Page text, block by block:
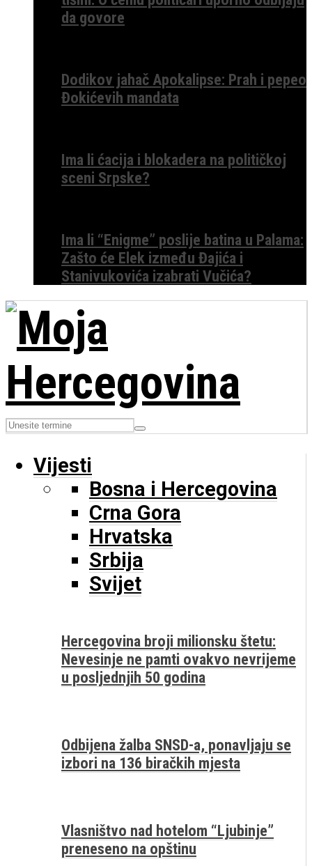
da govore
Dodikov jahač Apokalipse: Prah i pepeo
Đokićevih mandata
Ima li ćacija i blokadera na političkoj
sceni Srpske?
Ima li “Enigme” poslije batina u Palama:
Zašto će Elek između Đajića i
Stanivukovića izabrati Vučića?
Vijesti
Bosna i Hercegovina
Crna Gora
Hrvatska
Srbija
Svijet
Hercegovina broji milionsku štetu:
Nevesinje ne pamti ovakvo nevrijeme
u posljednjih 50 godina
Odbijena žalba SNSD-a, ponavljaju se
izbori na 136 biračkih mjesta
Vlasništvo nad hotelom “Ljubinje”
preneseno na opštinu